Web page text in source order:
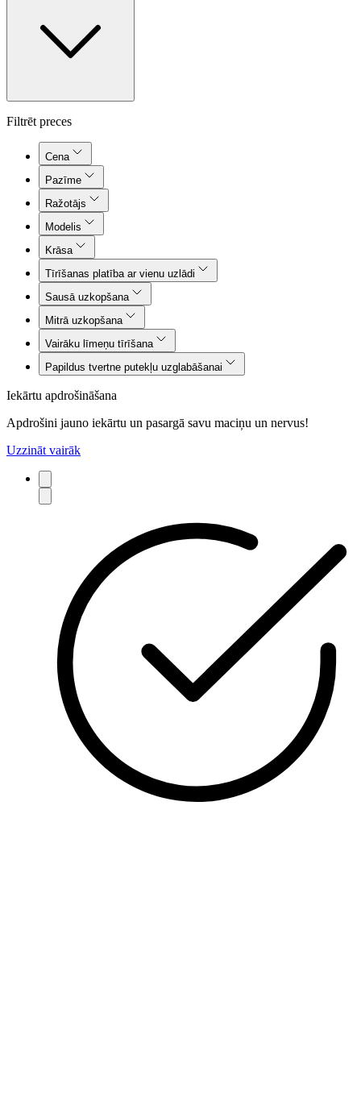
Filtrēt preces
Cena
Pazīme
Ražotājs
Modelis
Krāsa
Tīrīšanas platība ar vienu uzlādi
Sausā uzkopšana
Mitrā uzkopšana
Vairāku līmeņu tīrīšana
Papildus tvertne putekļu uzglabāšanai
Iekārtu apdrošināšana
Apdrošini jauno iekārtu un pasargā savu maciņu un nervus!
Uzzināt vairāk